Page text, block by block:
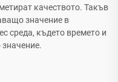
качеството. Такъв
значение в
среда, където времето и